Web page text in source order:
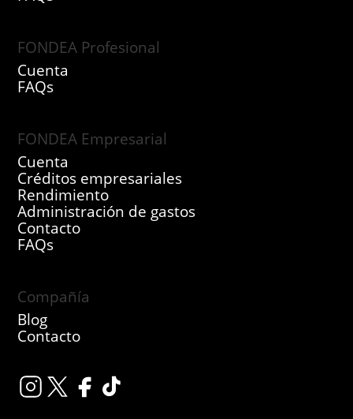
FONDEA Profesional
Cuenta
FAQs
FONDEA Empresarial
Cuenta
Créditos empresariales
Rendimiento
Administración de gastos
Contacto
FAQs
Compañía
Blog
Contacto